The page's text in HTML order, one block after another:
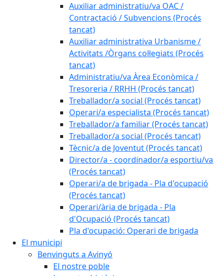
Auxiliar administratiu/va OAC /
Contractació / Subvencions (Procés
tancat)
Auxiliar administrativa Urbanisme /
Activitats /Òrgans col·legiats (Procés
tancat)
Administratiu/va Àrea Econòmica /
Tresoreria / RRHH (Procés tancat)
Treballador/a social (Procés tancat)
Operari/a especialista (Procés tancat)
Treballador/a familiar (Procés tancat)
Treballador/a social (Procés tancat)
Tècnic/a de Joventut (Procés tancat)
Director/a - coordinador/a esportiu/va
(Procés tancat)
Operari/a de brigada - Pla d'ocupació
(Procés tancat)
Operari/ària de brigada - Pla
d'Ocupació (Procés tancat)
Pla d'ocupació: Operari de brigada
El municipi
Benvinguts a Avinyó
El nostre poble